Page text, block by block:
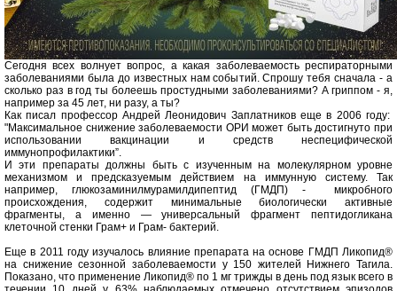
Сегодня всех волнует вопрос, а какая заболеваемость респираторными
заболеваниями была до известных нам событий. Спрошу тебя сначала - а
сколько раз в год ты болеешь простудными заболеваниями? А гриппом - я,
например за 45 лет, ни разу, а ты?
Как писал профессор Андрей Леонидович Заплатников еще в 2006 году:
"Максимальное снижение заболеваемости ОРИ может быть достигнуто при
использовании вакцинации и средств неспецифической
иммунопрофилактики”.
И эти препараты должны быть с изученным на молекулярном уровне
механизмом и предсказуемым действием на иммунную систему. Так
например, глюкозаминилмурамилдипептид (ГМДП) - микробного
происхождения, содержит минимальные биологически активные
фрагменты, а именно — универсальный фрагмент пептидогликана
клеточной стенки Грам+ и Грам- бактерий.
Еще в 2011 году изучалось влияние препарата на основе ГМДП Ликопид®
на снижение сезонной заболеваемости у 150 жителей Нижнего Тагила.
Показано, что применение Ликопид® по 1 мг трижды в день под язык всего в